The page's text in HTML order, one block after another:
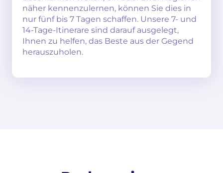
näher kennenzulernen, können Sie dies in
nur fünf bis 7 Tagen schaffen. Unsere 7- und
14-Tage-Itinerare sind darauf ausgelegt,
Ihnen zu helfen, das Beste aus der Gegend
herauszuholen.